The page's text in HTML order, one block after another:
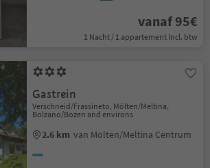
vanaf 95€
1 Nacht / 1 appartement Incl. btw
Gastrein
Verschneid/Frassineto, Mölten/Meltina,
Bolzano/Bozen and environs
2.6 km van Mölten/Meltina Centrum